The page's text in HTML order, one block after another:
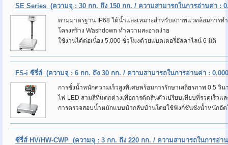
SE Series (ความจุ : 30 กก. ถึง 150 กก. / ความสามารถในการอ่านค่า :
ตามมาตรฐาน IP68 ใต้น้ำและเหมาะสำหรับสภาพแวดล้อมการท
โครงสร้าง Washdown ทำความสะอาดง่าย
ใช้งานได้ต่อเนื่อง 5,000 ชั่วโมงด้วยแบตเตอรี่อัลคาไลน์ 6 มิติ
FS-i ซีรี่ส์ (ความจุ : 6 กก. ถึง 30 กก. / ความสามารถในการอ่านค่า :
การชั่งน้ำหนักความเร็วสูงพิเศษพร้อมการรักษาเสถียรภาพ 0.5 วิน
ไฟ LED สามสีที่แตกต่างเพื่อการตัดสินตัวเปรียบเทียบที่รวดเร็วแ
การตรวจสอบน้ำหนักแบบนำกลับบ้านโดยใช้ฟังก์ชันชั่งน้ำหนักอั
ซีรี่ส์ HV/HW-CWP (ความจุ : 3 กก. ถึง 220 กก. / ความสามารถในการอ่า